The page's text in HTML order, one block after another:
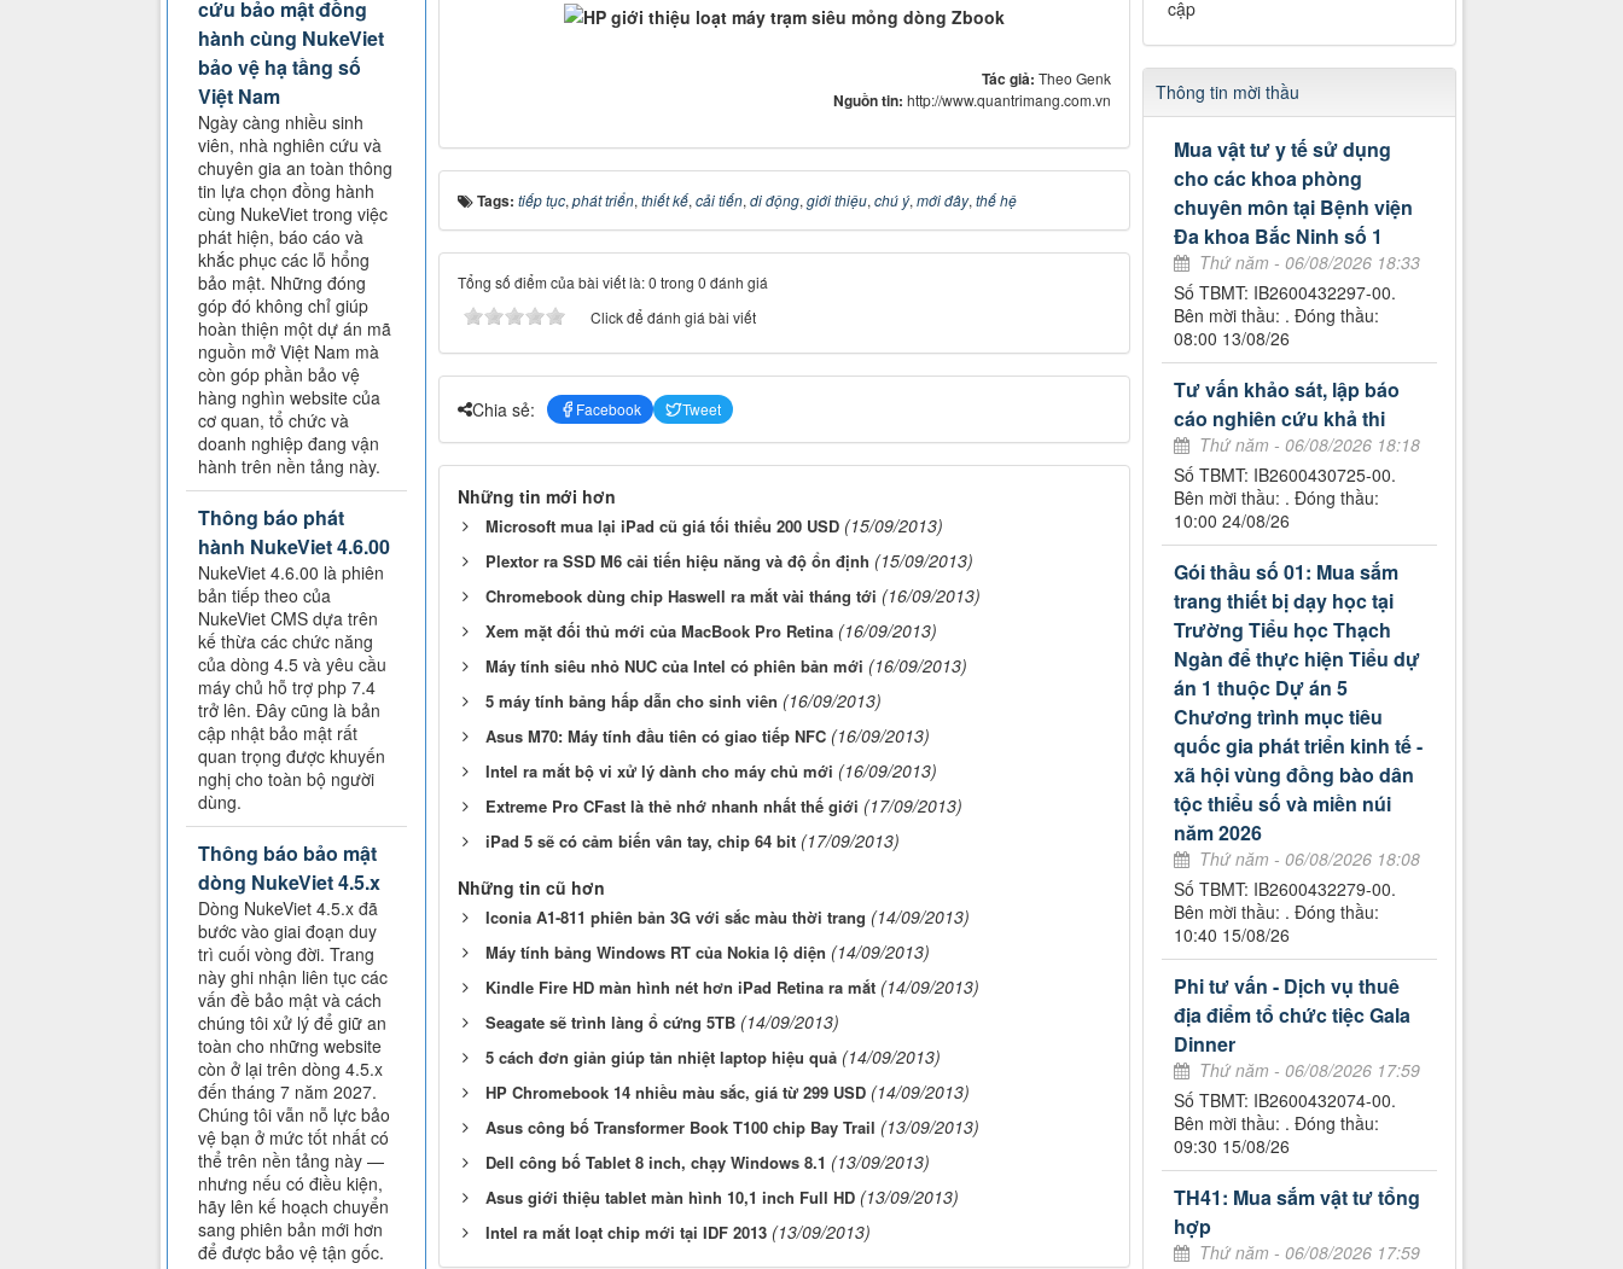
Tác giả:Theo Genk
Nguồn tin:http://www.quantrimang.com.vn
Tags: tiếp tục, phát triển, thiết kế, cải tiến, di động, giới thiệu, chú ý, mới đây, thế hệ
Tổng số điểm của bài viết là: 0 trong 0 đánh giá
Click để đánh giá bài viết
Chia sẻ: Facebook Tweet
Những tin mới hơn
Microsoft mua lại iPad cũ giá tối thiểu 200 USD (15/09/2013)
Plextor ra SSD M6 cải tiến hiệu năng và độ ổn định (15/09/2013)
Chromebook dùng chip Haswell ra mắt vài tháng tới (16/09/2013)
Xem mặt đối thủ mới của MacBook Pro Retina (16/09/2013)
Máy tính siêu nhỏ NUC của Intel có phiên bản mới (16/09/2013)
5 máy tính bảng hấp dẫn cho sinh viên (16/09/2013)
Asus M70: Máy tính đầu tiên có giao tiếp NFC (16/09/2013)
Intel ra mắt bộ vi xử lý dành cho máy chủ mới (16/09/2013)
Extreme Pro CFast là thẻ nhớ nhanh nhất thế giới (17/09/2013)
iPad 5 sẽ có cảm biến vân tay, chip 64 bit (17/09/2013)
Những tin cũ hơn
Iconia A1-811 phiên bản 3G với sắc màu thời trang (14/09/2013)
Máy tính bảng Windows RT của Nokia lộ diện (14/09/2013)
Kindle Fire HD màn hình nét hơn iPad Retina ra mắt (14/09/2013)
Seagate sẽ trình làng ổ cứng 5TB (14/09/2013)
5 cách đơn giản giúp tản nhiệt laptop hiệu quả (14/09/2013)
HP Chromebook 14 nhiều màu sắc, giá từ 299 USD (14/09/2013)
Asus công bố Transformer Book T100 chip Bay Trail (13/09/2013)
Dell công bố Tablet 8 inch, chạy Windows 8.1 (13/09/2013)
Asus giới thiệu tablet màn hình 10,1 inch Full HD (13/09/2013)
Intel ra mắt loạt chip mới tại IDF 2013 (13/09/2013)
cập
Thông tin mời thầu
Mua vật tư y tế sử dụng
cho các khoa phòng
chuyên môn tại Bệnh viện
Đa khoa Bắc Ninh số 1
Thứ năm - 06/08/2026 18:33
Số TBMT: IB2600432297-00.
Bên mời thầu: . Đóng thầu:
08:00 13/08/26
Tư vấn khảo sát, lập báo
cáo nghiên cứu khả thi
Thứ năm - 06/08/2026 18:18
Số TBMT: IB2600430725-00.
Bên mời thầu: . Đóng thầu:
10:00 24/08/26
Gói thầu số 01: Mua sắm
trang thiết bị dạy học tại
Trường Tiểu học Thạch
Ngàn để thực hiện Tiểu dự
án 1 thuộc Dự án 5
Chương trình mục tiêu
quốc gia phát triển kinh tế -
xã hội vùng đồng bào dân
tộc thiểu số và miền núi
năm 2026
Thứ năm - 06/08/2026 18:08
Số TBMT: IB2600432279-00.
Bên mời thầu: . Đóng thầu:
10:40 15/08/26
Phi tư vấn - Dịch vụ thuê
địa điểm tổ chức tiệc Gala
Dinner
Thứ năm - 06/08/2026 17:59
Số TBMT: IB2600432074-00.
Bên mời thầu: . Đóng thầu:
09:30 15/08/26
TH41: Mua sắm vật tư tổng
hợp
Thứ năm - 06/08/2026 17:59
cứu bảo mật đồng
hành cùng NukeViet
bảo vệ hạ tầng số
Việt Nam
Ngày càng nhiều sinh
viên, nhà nghiên cứu và
chuyên gia an toàn thông
tin lựa chọn đồng hành
cùng NukeViet trong việc
phát hiện, báo cáo và
khắc phục các lỗ hổng
bảo mật. Những đóng
góp đó không chỉ giúp
hoàn thiện một dự án mã
nguồn mở Việt Nam mà
còn góp phần bảo vệ
hàng nghìn website của
cơ quan, tổ chức và
doanh nghiệp đang vận
hành trên nền tảng này.
Thông báo phát
hành NukeViet 4.6.00
NukeViet 4.6.00 là phiên
bản tiếp theo của
NukeViet CMS dựa trên
kế thừa các chức năng
của dòng 4.5 và yêu cầu
máy chủ hỗ trợ php 7.4
trở lên. Đây cũng là bản
cập nhật bảo mật rất
quan trọng được khuyến
nghị cho toàn bộ người
dùng.
Thông báo bảo mật
dòng NukeViet 4.5.x
Dòng NukeViet 4.5.x đã
bước vào giai đoạn duy
trì cuối vòng đời. Trang
này ghi nhận liên tục các
vấn đề bảo mật và cách
chúng tôi xử lý để giữ an
toàn cho những website
còn ở lại trên dòng 4.5.x
đến tháng 7 năm 2027.
Chúng tôi vẫn nỗ lực bảo
vệ bạn ở mức tốt nhất có
thể trên nền tảng này —
nhưng nếu có điều kiện,
hãy lên kế hoạch chuyển
sang phiên bản mới hơn
để được bảo vệ tận gốc.